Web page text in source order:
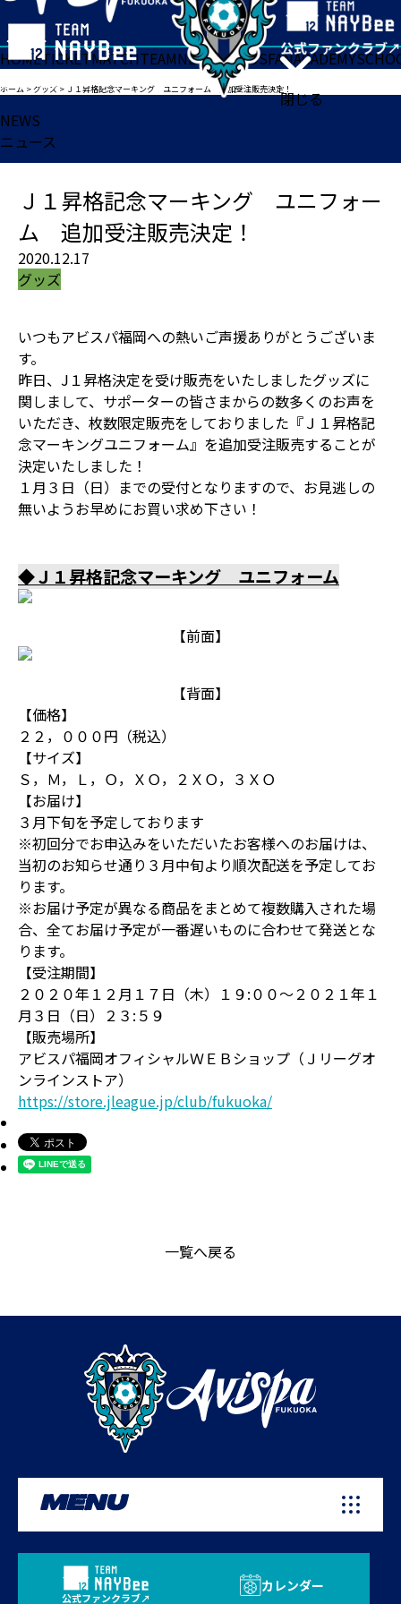
閉じる
HOMETICKETMATCHTEAMNEWSGOODSFANACADEMY
ホーム >グッズ > Ｊ１昇格記念マーキング ユニフォーム 追加受注販売決定！
NEWS
ニュース
Ｊ１昇格記念マーキング ユニフォー
ム 追加受注販売決定！
2020.12.17
グッズ
いつもアビスパ福岡への熱いご声援ありがとうございま
す。
昨日、J１昇格決定を受け販売をいたしましたグッズに
関しまして、サポーターの皆さまからの数多くのお声を
いただき、枚数限定販売をしておりました『Ｊ１昇格記
念マーキングユニフォーム』を追加受注販売することが
決定いたしました！
１月３日（日）までの受付となりますので、お見逃しの
無いようお早めにお買い求め下さい！
◆Ｊ１昇格記念マーキング ユニフォーム
【前面】
【背面】
【価格】
２２，０００円（税込）
【サイズ】
Ｓ，Ｍ，Ｌ，Ｏ，ＸＯ，２ＸＯ，３ＸＯ
【お届け】
３月下旬を予定しております
※初回分でお申込みをいただいたお客様へのお届けは、
当初のお知らせ通り３月中旬より順次配送を予定してお
ります。
※お届け予定が異なる商品をまとめて複数購入された場
合、全てお届け予定が一番遅いものに合わせて発送とな
ります。
【受注期間】
２０２０年１２月１７日（木）１９:００～２０２１年１
月３日（日）２３:５９
【販売場所】
アビスパ福岡オフィシャルＷＥＢショップ（Ｊリーグオ
ンラインストア）
https://store.jleague.jp/club/fukuoka/
一覧へ戻る
MENU
公式ファンクラブ
カレンダー